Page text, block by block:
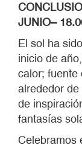
JUNIO–
El sol ha
inicio de
calor; fuente
alrededor
de
fantasías
Celebramos